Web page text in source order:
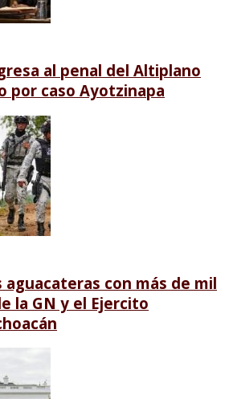
al penal del Altiplano
por caso Ayotzinapa
aguacateras con más de mil
la GN y el Ejercito